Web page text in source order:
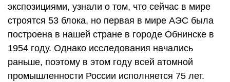
экспозициями, узнали о том, что сейчас в мире
строятся 53 блока, но первая в мире АЭС была
построена в нашей стране в городе Обнинске в
1954 году. Однако исследования начались
раньше, поэтому в этом году всей атомной
промышленности России исполняется 75 лет.